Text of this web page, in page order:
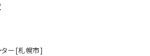
ー[札幌市]